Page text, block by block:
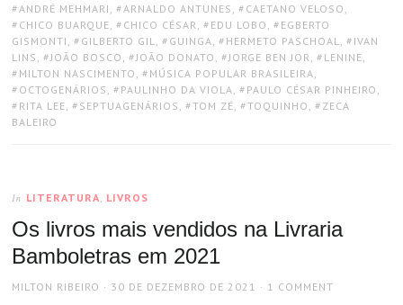
TAGS:
ANDRÉ MEHMARI , ARNALDO ANTUNES , CAETANO VELOSO ,
CHICO BUARQUE, CHICO CÉSAR, EDU LOBO , EGBERTO
GISMONTI , GILBERTO GIL, GUINGA, HERMETO PASCHOAL, IVAN
LINS , JOÃO BOSCO , JOÃO DONATO , JORGE BEN JOR, LENINE,
MILTON NASCIMENTO , MÚSICA POPULAR BRASILEIRA,
OCTOGENÁRIOS , PAULINHO DA VIOLA, PAULO CÉSAR PINHEIRO ,
RITA LEE, SEPTUAGENÁRIOS , TOM ZÉ, TOQUINHO , ZECA
BALEIRO
In LITERATURA, LIVROS
Os livros mais vendidos na Livraria
Bamboletras em 2021
AUTHOR
MILTON RIBEIRO
POSTED
30 DE DEZEMBRO DE 2021 1 COMMENT